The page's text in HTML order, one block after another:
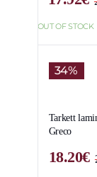
OUT OF STOCK
34%
Tarkett
Greco
18.20€